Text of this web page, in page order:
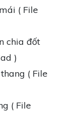
( File
chia đốt
)
( File
( File